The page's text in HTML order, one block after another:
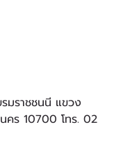
มราชชนนี แขวง
คร 10700 โทร. 02